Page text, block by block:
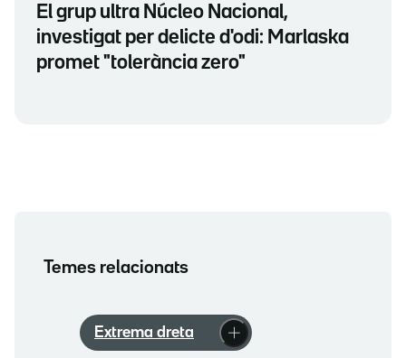
El grup ultra Núcleo Nacional,
investigat per delicte d'odi: Marlaska
promet "tolerància zero"
Temes relacionats
Extrema dreta